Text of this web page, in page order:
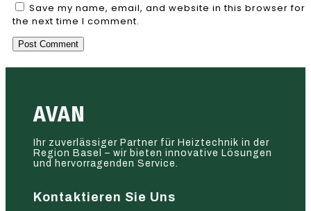
Save my name, email, and website in this browser for
the next time I comment.
AVAN
Ihr zuverlässiger Partner für Heiztechnik in der
Region Basel – wir bieten innovative Lösungen
und hervorragenden Service.
Kontaktieren Sie Uns